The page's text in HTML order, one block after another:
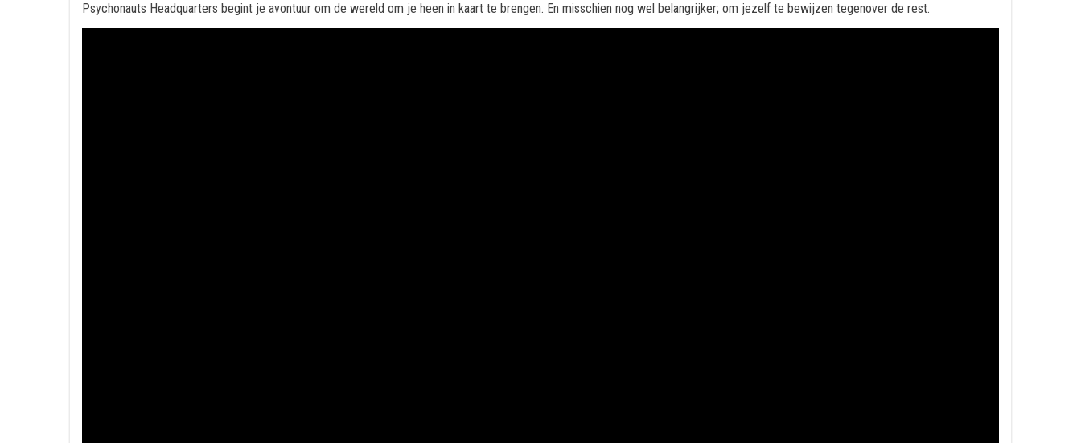
Psychonauts Headquarters begint je avontuur om de wereld om je heen in kaart te brengen. En misschien nog wel belangrijker; om jezelf te bewijzen tegenover de rest.